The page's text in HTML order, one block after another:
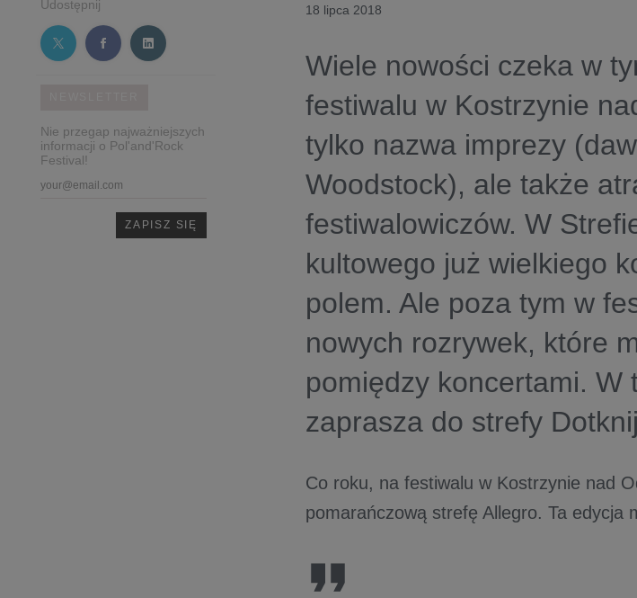
Udostępnij
Nie przegap najważniejszych
informacji o Pol'and'Rock
Festival!
18 lipca 2018
Wiele nowości czeka w
festiwalu w Kostrzynie
tylko nazwa imprezy
Woodstock), ale także
festiwalowiczów. W
kultowego już wielkiego
polem. Ale poza tym w
nowych rozrywek, które
pomiędzy koncertami. W
zaprasza do strefy
Co roku, na festiwalu w Kostrzynie nad
pomarańczową strefę Allegro. Ta edycja